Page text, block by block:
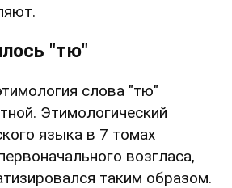
"тю"
слова "тю"
Этимологический
языка в 7 томах
возгласа,
таким образом.